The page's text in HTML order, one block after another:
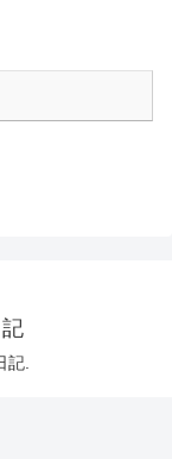
記.